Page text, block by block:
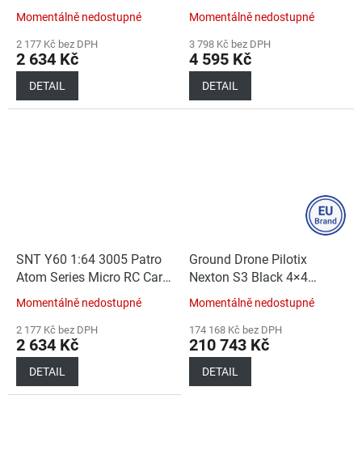
(Car+RC)
Momentálně nedostupné
2 177 Kč bez DPH
2 634 Kč
DETAIL
Car Green
RACE+Goggles)
Momentálně nedostupné
3 798 Kč bez DPH
4 595 Kč
DETAIL
SNT Y60 1:64 3005 Patro
Atom Series Micro RC Car
Red (Car+RC)
Momentálně nedostupné
2 177 Kč bez DPH
2 634 Kč
DETAIL
Ground Drone Pilotix
Nexton S3 Black 4×4
Momentálně nedostupné
174 168 Kč bez DPH
210 743 Kč
DETAIL